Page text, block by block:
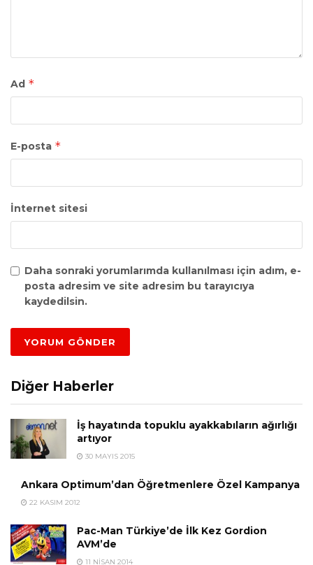
Ad *
E-posta *
İnternet sitesi
Daha sonraki yorumlarımda kullanılması için adım, e-
posta adresim ve site adresim bu tarayıcıya
kaydedilsin.
Diğer Haberler
İş hayatında topuklu ayakkabıların ağırlığı
artıyor
30 MAYIS 2015
Ankara Optimum’dan Öğretmenlere Özel Kampanya
22 KASIM 2012
Pac-Man Türkiye’de İlk Kez Gordion
AVM’de
11 NISAN 2014